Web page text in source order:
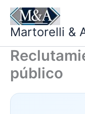
contenido
Martorelli &
público